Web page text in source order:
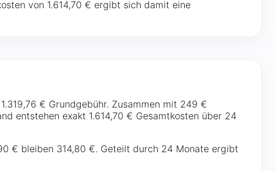
von 1.614,70 € ergibt sich damit eine
€ Grundgebühr. Zusammen mit 249 €
entstehen exakt 1.614,70 € Gesamtkosten über 24
€ bleiben 314,80 €. Geteilt durch 24 Monate ergibt